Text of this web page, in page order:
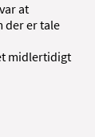
at
der er tale
midlertidigt